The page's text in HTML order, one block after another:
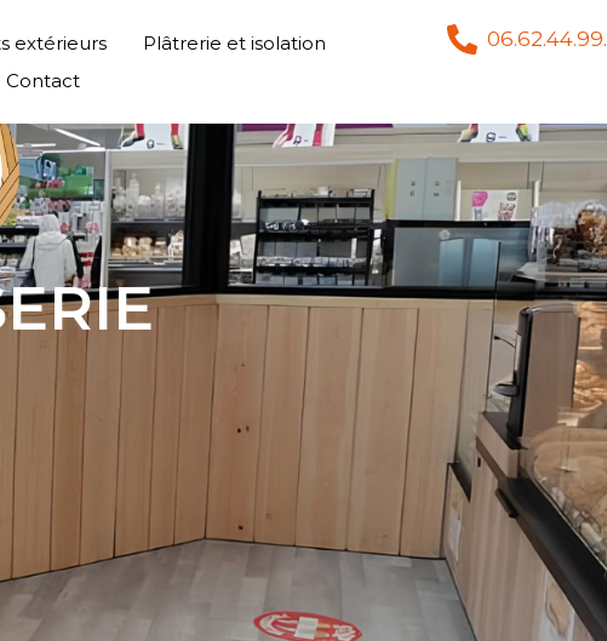
extérieurs
Plâtrerie et isolation
Contact